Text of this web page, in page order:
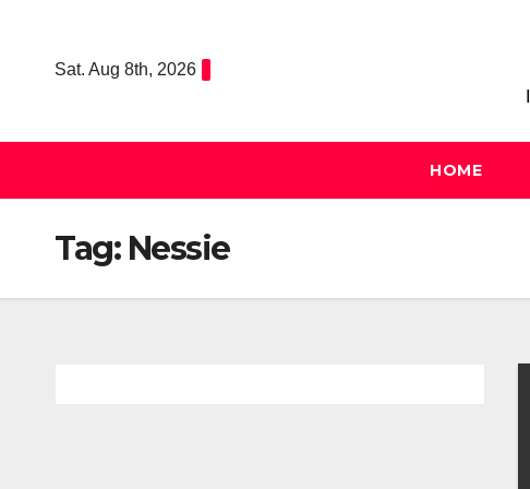
Sat. Aug 8th, 2026
HOME
Tag: Nessie